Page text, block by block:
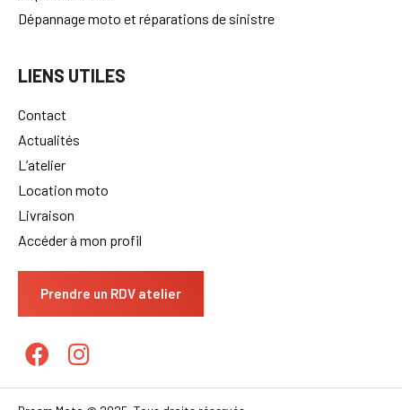
Dépannage moto et réparations de sinistre
LIENS UTILES
Contact
Actualités
L’atelier
Location moto
Livraison
Accéder à mon profil
Prendre un RDV atelier